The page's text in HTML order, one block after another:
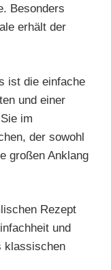
Besonders
erhält der
ist die einfache
und einer
im
der sowohl
großen Anklang
Rezept
und
klassischen